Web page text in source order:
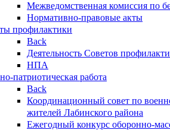
Межведомственная комиссия по
Нормативно-правовые акты
профилактики
Back
Деятельность Советов
НПА
патриотическая работа
Back
Координационный совет по
жителей Лабинского района
Ежегодный конкурс оборонно-